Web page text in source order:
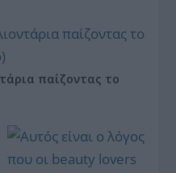
παίζοντας το